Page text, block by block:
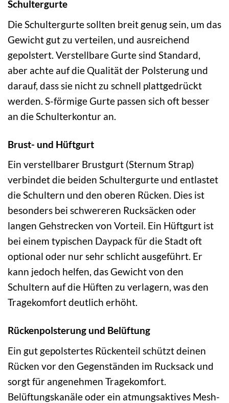
Schultergurte
Die Schultergurte sollten breit genug sein, um das
Gewicht gut zu verteilen, und ausreichend
gepolstert. Verstellbare Gurte sind Standard,
aber achte auf die Qualität der Polsterung und
darauf, dass sie nicht zu schnell plattgedrückt
werden. S-förmige Gurte passen sich oft besser
an die Schulterkontur an.
Brust- und Hüftgurt
Ein verstellbarer Brustgurt (Sternum Strap)
verbindet die beiden Schultergurte und entlastet
die Schultern und den oberen Rücken. Dies ist
besonders bei schwereren Rucksäcken oder
langen Gehstrecken von Vorteil. Ein Hüftgurt ist
bei einem typischen Daypack für die Stadt oft
optional oder nur sehr schlicht ausgeführt. Er
kann jedoch helfen, das Gewicht von den
Schultern auf die Hüften zu verlagern, was den
Tragekomfort deutlich erhöht.
Rückenpolsterung und Belüftung
Ein gut gepolstertes Rückenteil schützt deinen
Rücken vor den Gegenständen im Rucksack und
sorgt für angenehmen Tragekomfort.
Belüftungskanäle oder ein atmungsaktives Mesh-